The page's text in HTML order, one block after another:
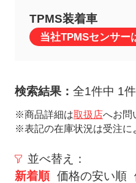
TPMS装着車
当社TPMSセンサー
検索結果： 全1件中 1
※商品詳細は取扱店へお問
※表記の在庫状況は受注に
並べ替え：
新着順 価格の安い順